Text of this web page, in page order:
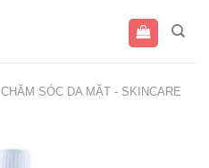
CHĂM SÓC DA MẶT - SKINCARE